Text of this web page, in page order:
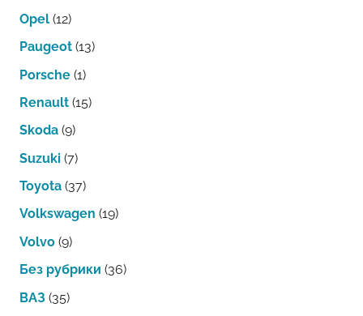
Opel (12)
Paugeot (13)
Porsche (1)
Renault (15)
Skoda (9)
Suzuki (7)
Toyota (37)
Volkswagen (19)
Volvo (9)
Без рубрики (36)
ВАЗ (35)